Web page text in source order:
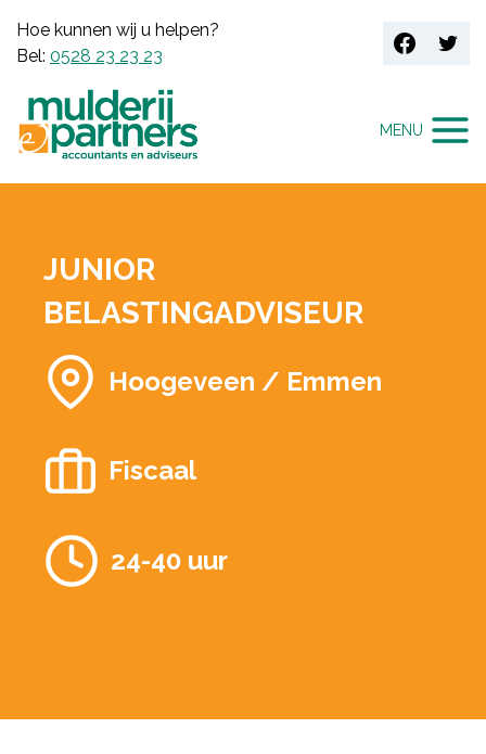
naar
Hoe kunnen wij u helpen?
Bel: 0528 23 23 23
MENU
JUNIOR
BELASTINGADVISEUR
Hoogeveen / Emmen
Fiscaal
24-40 uur